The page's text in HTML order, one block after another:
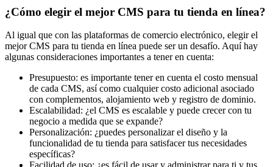
¿Cómo elegir el mejor CMS para tu tienda en línea?
Al igual que con las plataformas de comercio electrónico, elegir el
mejor CMS para tu tienda en línea puede ser un desafío. Aquí hay
algunas consideraciones importantes a tener en cuenta:
Presupuesto: es importante tener en cuenta el costo mensual
de cada CMS, así como cualquier costo adicional asociado
con complementos, alojamiento web y registro de dominio.
Escalabilidad: ¿el CMS es escalable y puede crecer con tu
negocio a medida que se expande?
Personalización: ¿puedes personalizar el diseño y la
funcionalidad de tu tienda para satisfacer tus necesidades
específicas?